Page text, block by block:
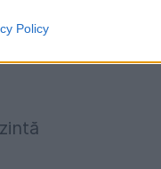
Policyaceastă